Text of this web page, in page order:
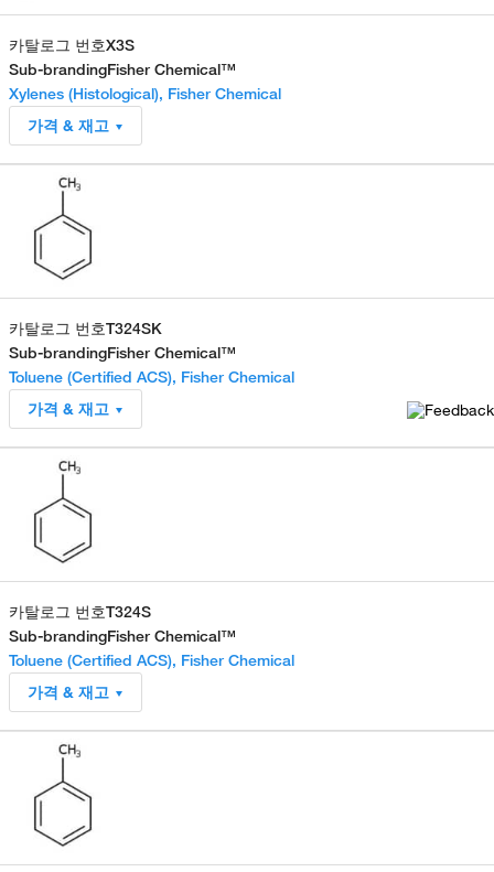
카탈로그 번호X3S
Sub-brandingFisher Chemical™
Xylenes (Histological), Fisher Chemical
가격 & 재고
카탈로그 번호T324SK
Sub-brandingFisher Chemical™
Toluene (Certified ACS), Fisher Chemical
가격 & 재고
카탈로그 번호T324S
Sub-brandingFisher Chemical™
Toluene (Certified ACS), Fisher Chemical
가격 & 재고